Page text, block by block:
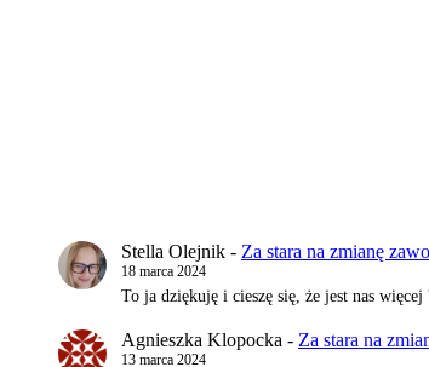
Stella Olejnik - Za stara na zmianę
18 marca 2024
To ja dziękuję i cieszę się, że jest nas więcej
Agnieszka Klopocka - Za stara na
13 marca 2024